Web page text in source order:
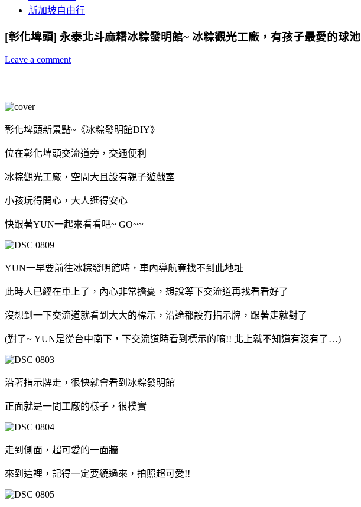
新加坡自由行
[彰化埤頭] 永泰北斗麻糬冰粽發明館~ 冰粽觀光工廠，有孩子最愛的球池
Leave a comment
彰化埤頭新景點~《冰粽發明館DIY》
位在彰化埤頭交流道旁，交通便利
冰粽觀光工廠，空間大且設有親子遊戲室
小孩玩得開心，大人逛得安心
快跟著YUN一起來看看吧~ GO~~
YUN一早要前往冰粽發明館時，車內導航竟找不到此地址
此時人已經在車上了，內心非常擔憂，想說等下交流道再找看看好了
沒想到一下交流道就看到大大的標示，沿途都設有指示牌，跟著走就對了
(對了~ YUN是從台中南下，下交流道時看到標示的唷!! 北上就不知道有沒有了…)
沿著指示牌走，很快就會看到冰粽發明館
正面就是一間工廠的樣子，很樸實
走到側面，超可愛的一面牆
來到這裡，記得一定要繞過來，拍照超可愛!!